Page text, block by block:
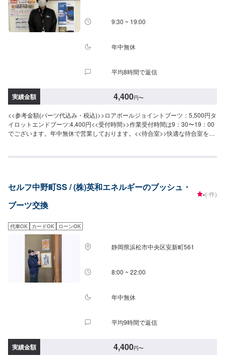
9:30 ~ 19:00
年中無休
平均8時間で返信
実績金額 4,400円〜
<<参考金額(パーツ代込み・税込)>>ロアボールジョイントブーツ：5,500円タ
イロットエンドブーツ:4,400円<<受付時間>>作業受付時間は9：30〜19：00
でございます。年中無休で営業しております。<<待合室>>快適な待合室をご
セルフ中野町SS / (株)英和エネルギーのブッシュ・
ブーツ交換
-(-件)
代車OK カードOK ローンOK
静岡県浜松市中央区安新町561
8:00 ~ 22:00
年中無休
平均9時間で返信
実績金額 4,400円〜